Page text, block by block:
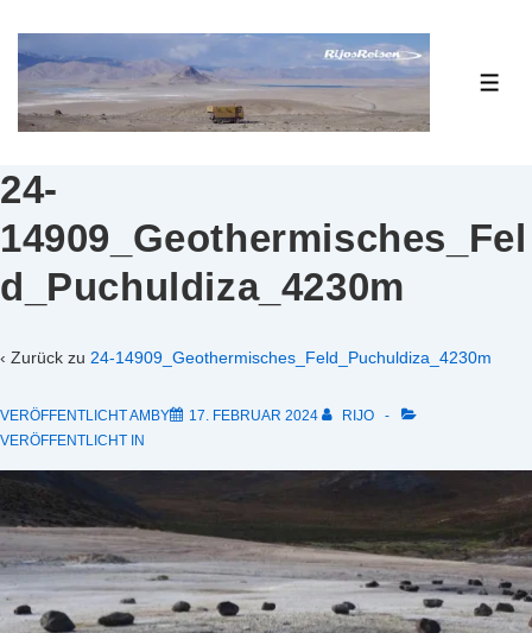
Zum
Inhalt
24-
14909_Geothermisches_Fel
d_Puchuldiza_4230m
‹ Zurück zu 24-14909_Geothermisches_Feld_Puchuldiza_4230m
VERÖFFENTLICHT AMBY 17. FEBRUAR 2024
RIJO
VERÖFFENTLICHT IN